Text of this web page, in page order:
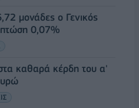
μονάδες ο Γενικός
πτώση 0,07%
καθαρά κέρδη του α'